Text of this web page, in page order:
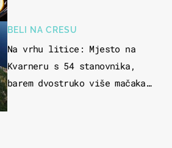
BELI NA CRESU
Na vrhu litice: Mjesto na
Kvarneru s 54 stanovnika,
barem dvostruko više mačaka